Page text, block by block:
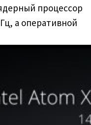
процессор
а оперативной